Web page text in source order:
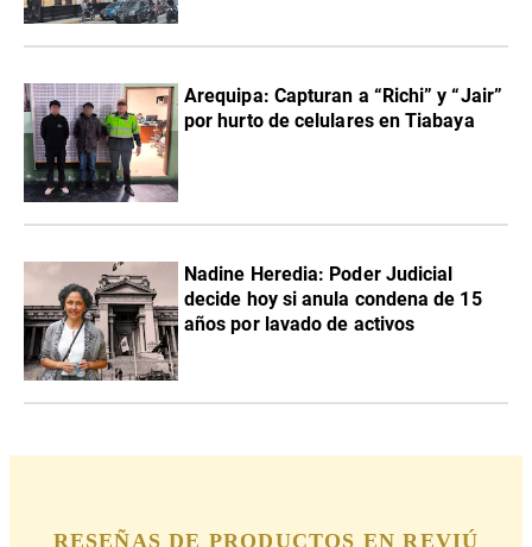
Arequipa: Capturan a “Richi” y “Jair”
por hurto de celulares en Tiabaya
Nadine Heredia: Poder Judicial
decide hoy si anula condena de 15
años por lavado de activos